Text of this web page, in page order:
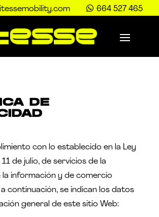
 664 527 465
DE
con lo establecido en la Ley
de julio, de servicios de la
la información y de comercio
continuación, se indican los datos
general de este sitio Web: